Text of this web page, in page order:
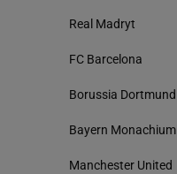
Real Madryt
FC Barcelona
Borussia Dortmund
Bayern Monachium
Manchester United